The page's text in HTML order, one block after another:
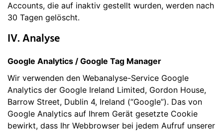
Accounts, die auf inaktiv gestellt wurden, werden nach
30 Tagen gelöscht.
IV. Analyse
Google Analytics / Google Tag Manager
Wir verwenden den Webanalyse-Service Google
Analytics der Google Ireland Limited, Gordon House,
Barrow Street, Dublin 4, Ireland (“Google”). Das von
Google Analytics auf Ihrem Gerät gesetzte Cookie
bewirkt, dass Ihr Webbrowser bei jedem Aufruf unserer